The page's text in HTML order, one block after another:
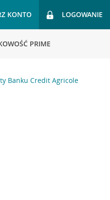
KONTO LOGOWANIE
PRIME
Banku Credit Agricole